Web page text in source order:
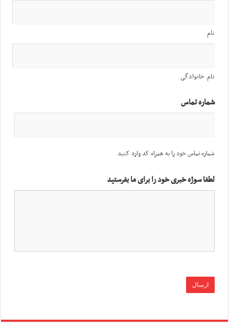
نام
نام خانوادگی
شماره تماس
شماره تماس خود را به همراه کد وارد کنید
لطفا سوژه خبری خود را برای ما بفرستید